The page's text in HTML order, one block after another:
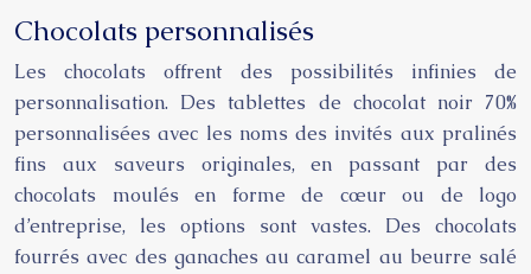
Chocolats personnalisés
Les chocolats offrent des possibilités infinies de
personnalisation. Des tablettes de chocolat noir 70%
personnalisées avec les noms des invités aux pralinés
fins aux saveurs originales, en passant par des
chocolats moulés en forme de cœur ou de logo
d’entreprise, les options sont vastes. Des chocolats
fourrés avec des ganaches au caramel au beurre salé